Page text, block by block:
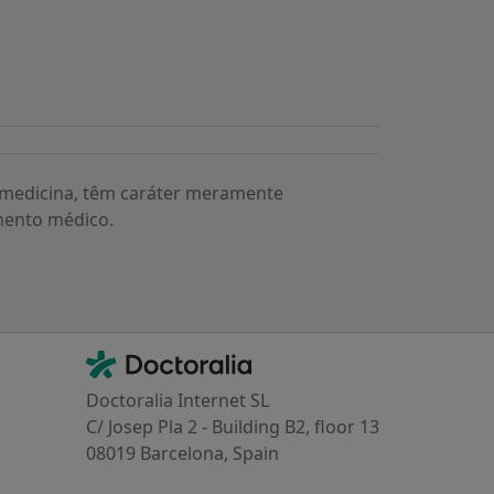
têm caráter meramente
médico.
Contacto
Doctoralia - Homepage
Doctoralia Internet SL
C/ Josep Pla 2 - Building B2, floor 13
08019 Barcelona, Spain